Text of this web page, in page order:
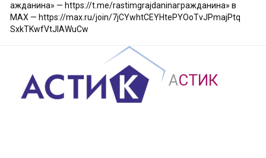
ажданина» — https://t.me/rastimgrajdaninaгражданина» в
МАХ — https://max.ru/join/7jCYwhtCEYHtePYOoTvJPmajPtq
SxkTKwfVtJIAWuCw
АСТИК